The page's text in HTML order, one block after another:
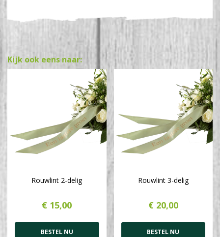
Kijk ook eens naar:
Rouwlint 2-delig
€ 15,00
BESTEL NU
Rouwlint 3-delig
€ 20,00
BESTEL NU